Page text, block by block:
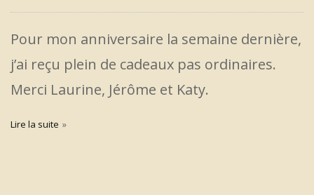
Pour mon anniversaire la semaine dernière,
j’ai reçu plein de cadeaux pas ordinaires.
Merci Laurine, Jérôme et Katy.
Lire la suite